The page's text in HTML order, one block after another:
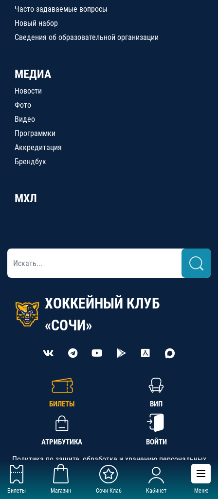
Билеты Магазин Сочи Клаб Кабинет Меню
Часто задаваемые вопросы
Новый набор
Сведения об образовательной организации
МЕДИА
Новости
Фото
Видео
Программки
Аккредитация
Брендбук
МХЛ
ХОККЕЙНЫЙ КЛУБ
«СОЧИ»
БИЛЕТЫ ВИП
АТРИБУТИКА ВОЙТИ
Политика по защите, обработке и хранению персональных
данных
АНО «СК «Кубань-Регион», ОГРН 1142300002349,